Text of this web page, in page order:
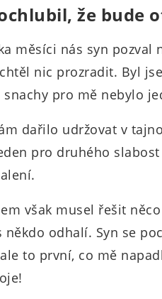
že bude
měsíci nás syn pozval
nic prozradit. Byl
pro mě nebylo
dařilo udržovat v
pro druhého
však musel řešit
někdo odhalí. Syn se
to první, co mě